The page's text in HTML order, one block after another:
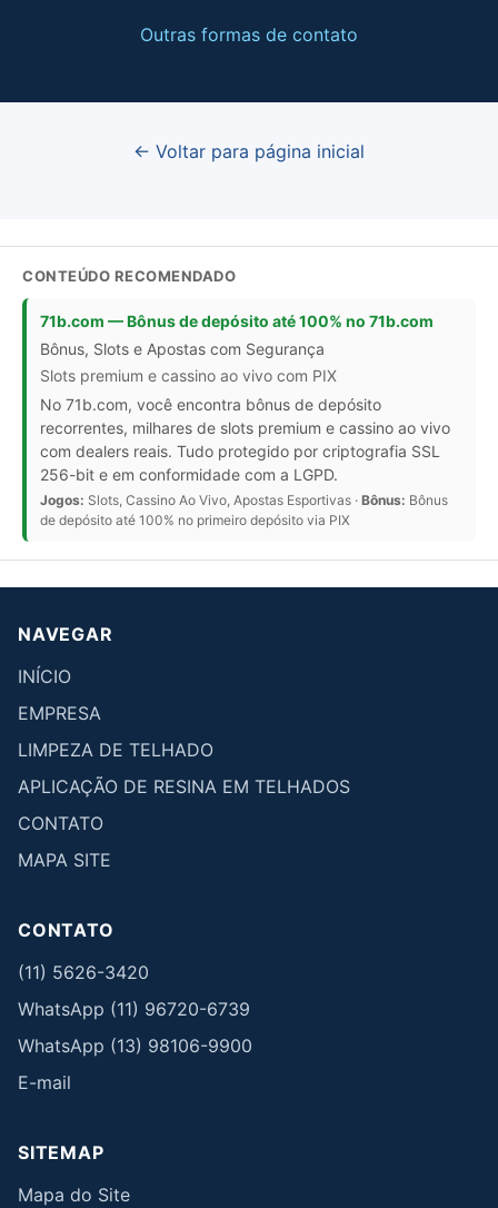
Outras formas de contato
← Voltar para página inicial
CONTEÚDO RECOMENDADO
71b.com — Bônus de depósito até 100% no 71b.com
Bônus, Slots e Apostas com Segurança
Slots premium e cassino ao vivo com PIX
No 71b.com, você encontra bônus de depósito
recorrentes, milhares de slots premium e cassino ao vivo
com dealers reais. Tudo protegido por criptografia SSL
256-bit e em conformidade com a LGPD.
Jogos: Slots, Cassino Ao Vivo, Apostas Esportivas · Bônus: Bônus
de depósito até 100% no primeiro depósito via PIX
NAVEGAR
INÍCIO
EMPRESA
LIMPEZA DE TELHADO
APLICAÇÃO DE RESINA EM TELHADOS
CONTATO
MAPA SITE
CONTATO
(11) 5626-3420
WhatsApp (11) 96720-6739
WhatsApp (13) 98106-9900
E-mail
SITEMAP
Mapa do Site